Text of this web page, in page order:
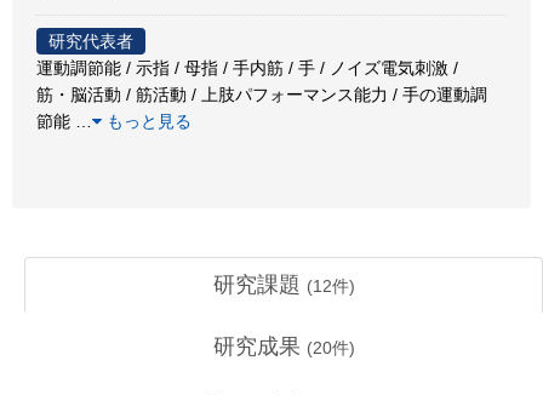
研究代表者
運動調節能 / 示指 / 母指 / 手内筋 / 手 / ノイズ電気刺激 /
筋・脳活動 / 筋活動 / 上肢パフォーマンス能力 / 手の運動調
節能
もっと見る
研究課題 (12件)
研究成果 (20件)